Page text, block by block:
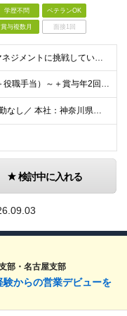
学歴不問 ベテランOK
賞与複数月 面接1回
★経験を活かして、マネジメントに挑戦していきたい方を募集中！ ◆建物管理の経験が5年以上ある方 ◆管理業務主任者の資格をお持ちの方 ◆学歴不問 ◆普通運転免許(AT限定可)
月給41万円（基本給＋役職手当）～＋賞与年2回＋資格手当 ※経験・スキルを考慮の上、当社規定により優遇致します ※管理職のため残業代はございません ※役職手当6万円を含みます ※管理業務主任者は資格
＼横浜駅徒歩5分！転勤なし／ 本社：神奈川県横浜市西区高島2-6-32 横浜東口ウィスポートビル8F ※(変更の範囲)上記を除く当社関連勤務地
検討中に入れる
部・名古屋支部
験からの営業デビューを